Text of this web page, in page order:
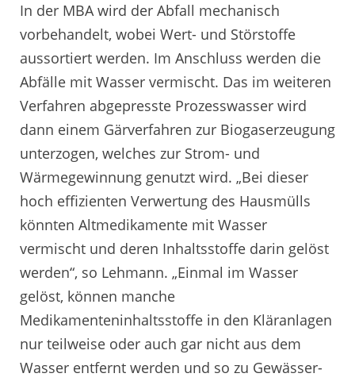
In der MBA wird der Abfall mechanisch
vorbehandelt, wobei Wert- und Störstoffe
aussortiert werden. Im Anschluss werden die
Abfälle mit Wasser vermischt. Das im weiteren
Verfahren abgepresste Prozesswasser wird
dann einem Gärverfahren zur Biogaserzeugung
unterzogen, welches zur Strom- und
Wärmegewinnung genutzt wird. „Bei dieser
hoch effizienten Verwertung des Hausmülls
könnten Altmedikamente mit Wasser
vermischt und deren Inhaltsstoffe darin gelöst
werden“, so Lehmann. „Einmal im Wasser
gelöst, können manche
Medikamenteninhaltsstoffe in den Kläranlagen
nur teilweise oder auch gar nicht aus dem
Wasser entfernt werden und so zu Gewässer-